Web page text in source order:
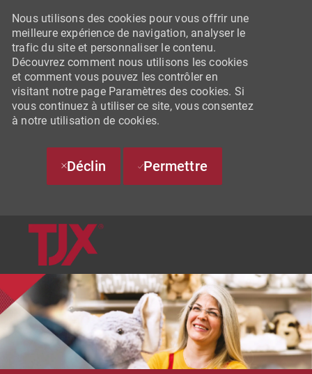
SKIP TO MAIN CONTENT
Nous utilisons des cookies pour vous offrir une
meilleure expérience de navigation, analyser le
trafic du site et personnaliser le contenu.
Découvrez comment nous utilisons les cookies
et comment vous pouvez les contrôler en
visitant notre page Paramètres des cookies. Si
vous continuez à utiliser ce site, vous consentez
à notre utilisation de cookies.
Déclin Permettre